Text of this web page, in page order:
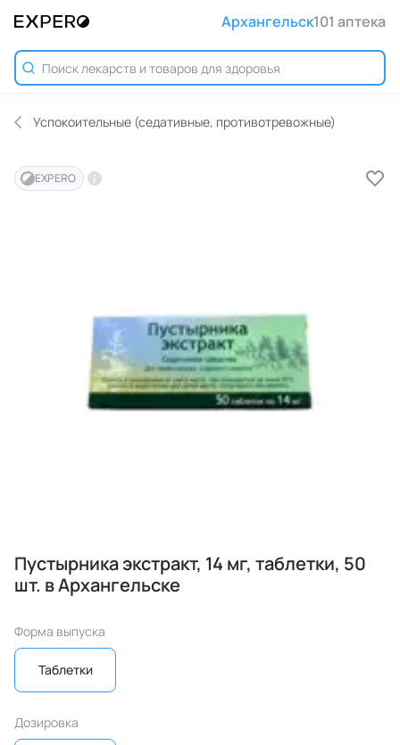
Архангельск101 аптека
Успокоительные (седативные, противотревожные)
EXPERO
Пустырника экстракт, 14 мг, таблетки, 50
шт. в Архангельске
Форма выпуска
Таблетки
Дозировка